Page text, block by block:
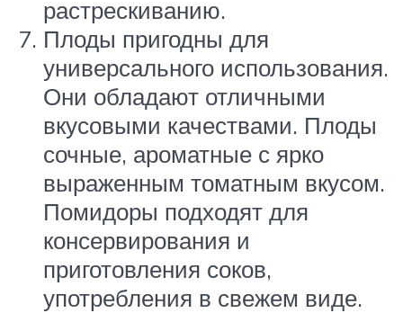
растрескиванию.
Плоды пригодны для
универсального использования.
Они обладают отличными
вкусовыми качествами. Плоды
сочные, ароматные с ярко
выраженным томатным вкусом.
Помидоры подходят для
консервирования и
приготовления соков,
употребления в свежем виде.